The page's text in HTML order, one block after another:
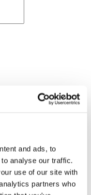
and ads, to
analyse our traffic.
use of our site with
partners who